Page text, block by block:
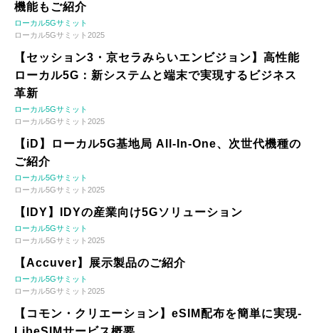
機能もご紹介
ローカル5Gサミット
ローカル5Gサミット2025
【セッション3・京セラみらいエンビジョン】高性能
ローカル5G：新システムと端末で実現するビジネス
革新
ローカル5Gサミット
ローカル5Gサミット2025
【iD】ローカル5G基地局 All-In-One、次世代機種の
ご紹介
ローカル5Gサミット
ローカル5Gサミット2025
【IDY】IDYの産業向け5Gソリューション
ローカル5Gサミット
ローカル5Gサミット2025
【Accuver】展示製品のご紹介
ローカル5Gサミット
ローカル5Gサミット2025
【コモン・クリエーション】eSIM配布を簡単に実現-